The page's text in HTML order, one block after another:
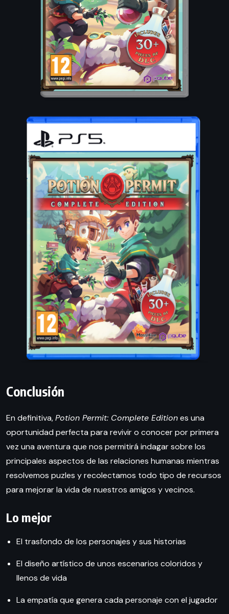
Conclusión
En definitiva,Potion Permit: Complete Editiones una
oportunidad perfecta para revivir o conocer por primera
vez una aventura que nos permitirá indagar sobre los
principales aspectos de las relaciones humanas mientras
resolvemos puzles y recolectamos todo tipo de recursos
para mejorar la vida de nuestros amigos y vecinos.
Lo mejor
El trasfondo de los personajes y sus historias
El diseño artístico de unos escenarios coloridos y
llenos de vida
La empatía que genera cada personaje con el jugador